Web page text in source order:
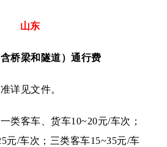
山东
桥梁和隧道）通行费
详见文件。
类客车、货车10~20元/车次；
元/车次；三类客车15~35元/车